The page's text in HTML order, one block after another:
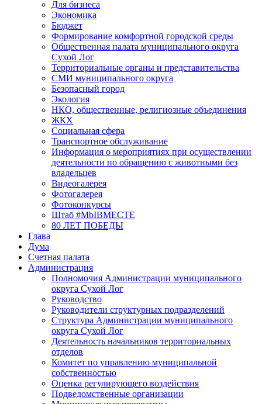
Для бизнеса
Экономика
Бюджет
Формирование комфортной городской среды
Общественная палата муниципального округа
Сухой Лог
Территориальные органы и представительства
СМИ муниципального округа
Безопасный город
Экология
НКО, общественные, религиозные объединения
ЖКХ
Социальная сфера
Транспортное обслуживание
Информация о мероприятиях при осуществлении
деятельности по обращению с животными без
владельцев
Видеогалерея
Фотогалерея
Фотоконкурсы
Штаб #MbIBMECTE
80 ЛЕТ ПОБЕДЫ
Глава
Дума
Счетная палата
Администрация
Полномочия Администрации муниципального
округа Сухой Лог
Руководство
Руководители структурных подразделений
Структура Администрации муниципального
округа Сухой Лог
Деятельность начальников территориальных
отделов
Комитет по управлению муниципальной
собственностью
Оценка регулирующего воздействия
Подведомственные организации